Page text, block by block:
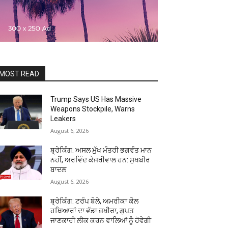
READ
Trump Says US Has Massive
Weapons Stockpile, Warns
Leakers
August 6, 2026
ਬ੍ਰੇਕਿੰਗ: ਅਸਲ ਮੁੱਖ ਮੰਤਰੀ ਭਗਵੰਤ ਮਾਨ
ਨਹੀਂ, ਅਰਵਿੰਦ ਕੇਜਰੀਵਾਲ ਹਨ: ਸੁਖਬੀਰ
ਬਾਦਲ
August 6, 2026
ਬ੍ਰੇਕਿੰਗ: ਟਰੰਪ ਬੋਲੇ, ਅਮਰੀਕਾ ਕੋਲ
ਹਥਿਆਰਾਂ ਦਾ ਵੱਡਾ ਜ਼ਖੀਰਾ, ਗੁਪਤ
ਜਾਣਕਾਰੀ ਲੀਕ ਕਰਨ ਵਾਲਿਆਂ ਨੂੰ ਹੋਵੇਗੀ